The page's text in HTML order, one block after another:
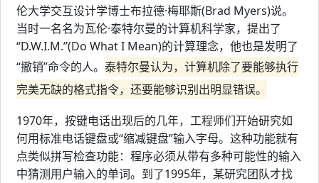
伦大学交互设计学博士布拉德·梅耶斯(Brad Myers)说。
当时一名名为瓦伦·泰特尔曼的计算机科学家，提出了
“D.W.I.M.”(Do What I Mean)的计算理念，他也是发明了
“撤销”命令的人。 泰特尔曼认为，计算机除了要能够执行
完美无缺的格式指令，还要能够识别出明显错误。
1970年，按键电话出现后的几年，工程师们开始研究如
何用标准电话键盘或“缩减键盘”输入字母。这种功能就有
点类似拼写检查功能：程序必须从带有多种可能性的输入
中猜测用户输入的单词。到了1995年，某研究团队才找